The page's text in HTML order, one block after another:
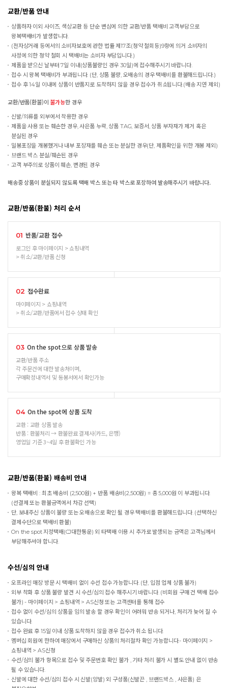
교환/반품 안내
상품하자 이외 사이즈, 색상교환 등 단순 변심에 의한 교환/반품 택배비 고객부담으로
왕복택배비가 발생합니다.
(전자상거래 등에서의 소비자보호에 관한 법률 제17조(청약 철회등)9항에 의거 소비자의
사정에 의한 청약 철회 시 택배비는 소비자 부담입니다.)
제품을 받으신 날부터 7일 이내(상품불량인 경우 30일)에 접수해주시기 바랍니다.
접수 시 왕복 택배비가 부과됩니다. (단, 상품 불량, 오배송의 경우 택배비를 환불해드립니다.)
접수 후 14일 이내에 상품이 반품지로 도착하지 않을 경우 접수가 취소됩니다.(배송 지연 제외)
교환/반품(환불)이 불가능한 경우
신발/의류를 외부에서 착용한 경우
제품을 사용 또는 훼손한 경우, 사은품 누락, 상품 TAG, 보증서, 상품 부자재가 제거 혹은
분실된 경우
밀봉포장을 개봉했거나 내부 포장재를 훼손 또는 분실한 경우(단, 제품확인을 위한 개봉 제외)
브랜드 박스 분실/훼손된 경우
고객 부주의로 상품이 훼손, 변경된 경우
배송중 상품이 분실되지 않도록 택배 박스 또는 타 박스로 포장하여 발송해주시기 바랍니다.
교환/반품(환불) 처리 순서
01 반품/교환 접수
로그인 후 마이페이지 > 쇼핑내역
> 취소/교환/반품 신청
02 접수완료
마이페이지 > 쇼핑내역
> 취소/교환/반품에서 접수 상태 확인
03 On the spot으로 상품 발송
교환/반품 주소
각 주문건에 대한 발송처이며,
구매확정내역서 및 동봉서에서 확인가능
04 On the spot에 상품 도착
교환 : 교환 상품 발송
반품 : 환불처리 → 환불완료 결제사(카드, 은행)
영업일 기준 3~4일 후 환불확인 가능
교환/반품(환불) 배송비 안내
왕복 택배비 : 최초 배송비 (2,500원) + 반품 배송비(2,500원) = 총 5,000원 이 부과됩니다.
(선결제 또는 환불금액에서 차감 선택)
단, 보내주신 상품이 불량 또는 오배송으로 확인 될 경우 택배비를 환불해드립니다. (선택하신
결제수단으로 택배비 환불)
On the spot지정택배(CJ대한통운) 외 타택배 이용 시 추가로 발생되는 금액은 고객님께서
부담해주셔야 합니다.
수선/심의 안내
오프라인 매장 방문 시 택배비 없이 수선 접수 가능합니다. (단, 입점 업체 상품 불가)
외부 착화 후 상품 불량 발견 시 수선/심의 접수 해주시기 바랍니다. (비회원 구매 건 택배 접수
불가) - 마이페이지 > 쇼핑내역 > AS신청 또는 고객센터를 통해 접수
접수 없이 수선/심의 상품을 임의 발송 할 경우 확인이 어려워 반송 되거나, 처리가 늦어 질 수
있습니다.
접수 완료 후 15일 이내 상품 도착하지 않을 경우 접수가 취소 됩니다.
멤버십 회원에 한하여 매장에서 구매하신 상품의 처리절차 확인 가능합니다.- 마이페이지 >
쇼핑내역 > AS신청
수선/심의 불가 항목으로 접수 및 주문번호 확인 불가 , 기타 처리 불가 시 별도 안내 없이 반송
될 수 있습니다.
신발에 대한 수선/심의 접수 시 신발(양발) 외 구성품(신발끈 , 브랜드박스 , 사은품) 은